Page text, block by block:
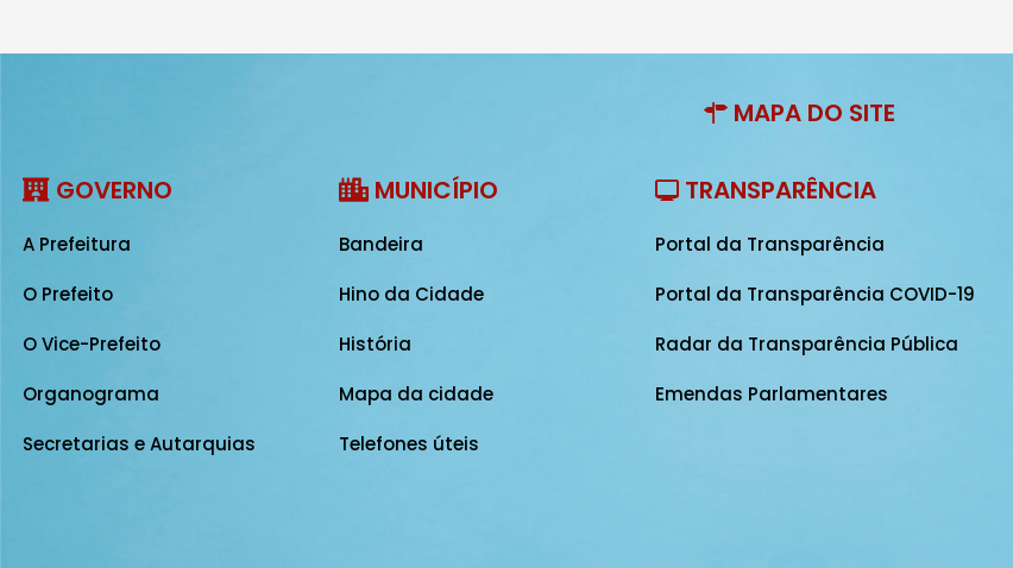
MAPA DO SITE
GOVERNO
A Prefeitura
O Prefeito
O Vice-Prefeito
Organograma
Secretarias e Autarquias
MUNICÍPIO
Bandeira
Hino da Cidade
História
Mapa da cidade
Telefones úteis
TRANSPARÊNCIA
Portal da Transparência
Portal da Transparência COVID-19
Radar da Transparência Pública
Emendas Parlamentares